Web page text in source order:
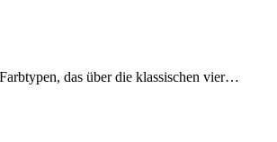
das über die klassischen vier…